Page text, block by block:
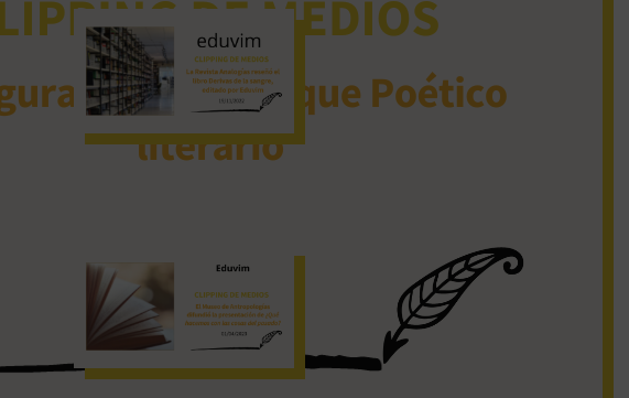
La Revista Analogías
de la sangre, editado
por Eduvim
Antropologías
difundió la
presentación de
«¿Qué hacemos con